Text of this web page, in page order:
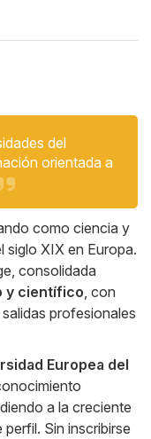
del
orientada a
como ciencia y
siglo XIX en Europa.
consolidada
y científico, con
profesionales
Europea del
a la creciente
Sin inscribirse